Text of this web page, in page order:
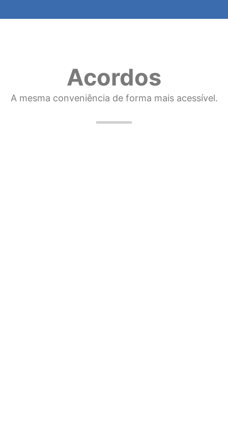
Acordos
A mesma conveniência de forma mais acessível.